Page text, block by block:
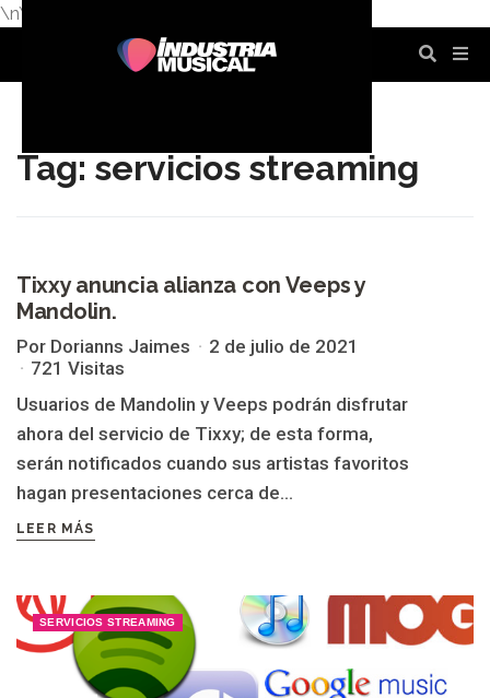
\n\n
Tag: servicios streaming
SERVICIOS STREAMING
Tixxy anuncia alianza con Veeps y
Mandolin.
Por Dorianns Jaimes
2 de julio de 2021
721 Visitas
Usuarios de Mandolin y Veeps podrán disfrutar
ahora del servicio de Tixxy; de esta forma,
serán notificados cuando sus artistas favoritos
hagan presentaciones cerca de...
LEER MÁS
SERVICIOS STREAMING